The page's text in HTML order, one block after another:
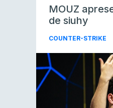
MOUZ
de siuhy
COUNTER-STRIKE